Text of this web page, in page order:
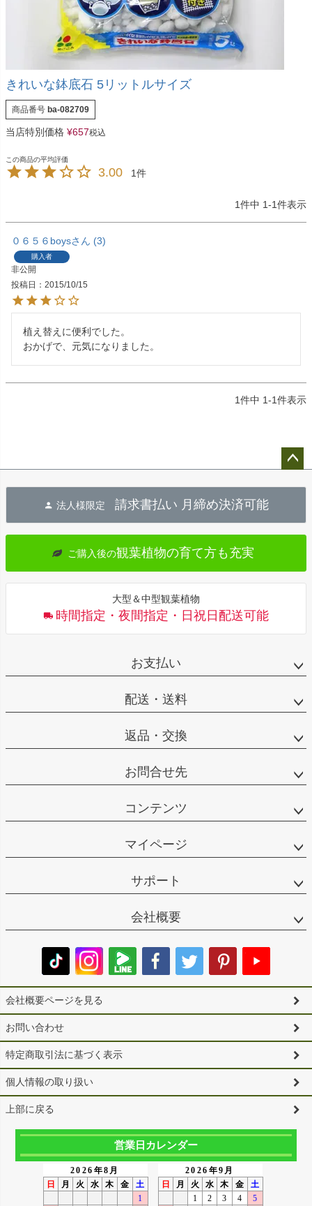
きれいな鉢底石 5リットルサイズ
商品番号 ba-082709
当店特別価格 ¥657税込
3.00 1
1件中 1-1件表示
０６５６boys 3
購入者
非公開
投稿日
2015/10/15
植え替えに便利でした。
1件中 1-1件表示
へ
法人様限定 請求書払い 月締め決済可能
ご購入後の観葉植物の育て方も充実
大型＆中型観葉植物
時間指定・夜間指定・日祝日配送可能
お支払い
配送・送料
返品・交換
お問合せ先
コンテンツ
マイページ
サポート
会社概要
会社概要ページを見る
お問い合わせ
特定商取引法に基づく表示
個人情報の取り扱い
上部に戻る
営業日カレンダー